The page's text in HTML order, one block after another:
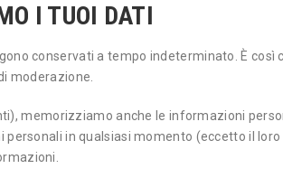
I TUOI DATI
conservati a tempo indeterminato. È
moderazione.
memorizziamo anche le informazioni
in qualsiasi momento (eccetto il